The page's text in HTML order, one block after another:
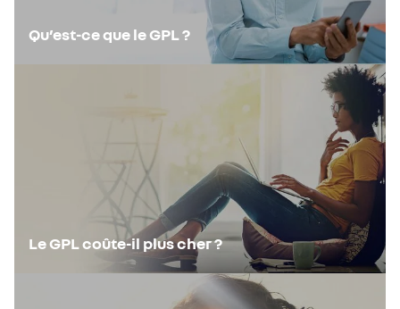
Qu’est-ce que le GPL ?
Le GPL coûte-il plus cher ?